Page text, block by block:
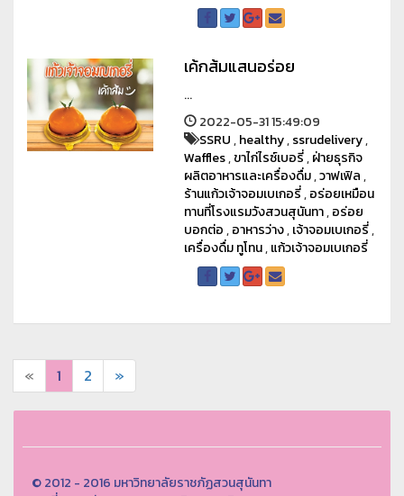
เค้กส้มแสนอร่อย
...
2022-05-31 15:49:09
SSRU,healthy,ssrudelivery,
Waffles,ขาไก่ไรซ์เบอรี่,ฝ่ายธุรกิจ
ผลิตอาหารและเครื่องดื่ม,วาฟเฟิล,
ร้านแก้วเจ้าจอมเบเกอรี่,อร่อยเหมือน
ทานที่โรงแรมวังสวนสุนันทา,อร่อย
บอกต่อ,อาหารว่าง,เจ้าจอมเบเกอรี่,
เครื่องดื่ม ทูโทน,แก้วเจ้าจอมเบเกอรี่
« 1 2 »
© 2012 - 2016 มหาวิทยาลัยราชภัฏสวนสุนันทา